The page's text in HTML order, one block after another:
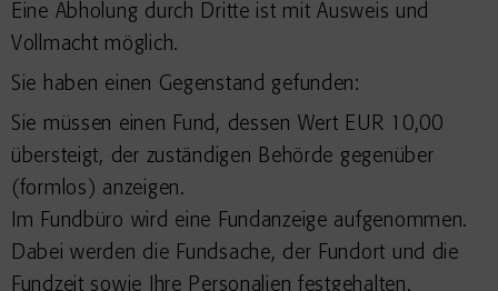
Eine Abholung durch Dritte ist mit Ausweis und
Vollmacht möglich.
Sie haben einen Gegenstand gefunden:
Sie müssen einen Fund, dessen Wert EUR 10,00
übersteigt, der zuständigen Behörde gegenüber
(formlos) anzeigen.
Im Fundbüro wird eine Fundanzeige aufgenommen.
Dabei werden die Fundsache, der Fundort und die
Fundzeit sowie Ihre Personalien festgehalten.